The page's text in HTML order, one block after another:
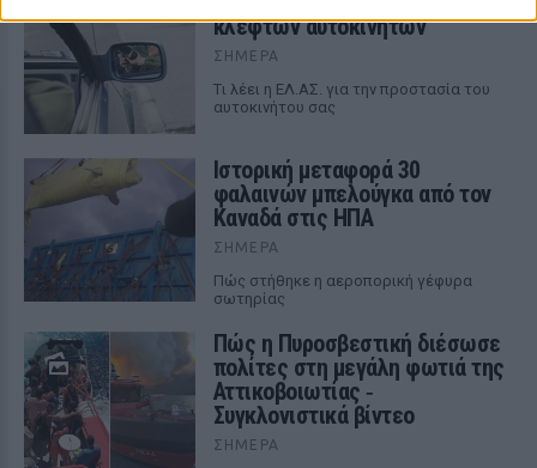
κλεφτών αυτοκινήτων
ΣΉΜΕΡΑ
Tι λέει η ΕΛ.ΑΣ. για την προστασία του
αυτοκινήτου σας
Ιστορική μεταφορά 30
φαλαινών μπελούγκα από τον
Καναδά στις ΗΠΑ
ΣΉΜΕΡΑ
Πώς στήθηκε η αεροπορική γέφυρα
σωτηρίας
Πώς η Πυροσβεστική διέσωσε
πολίτες στη μεγάλη φωτιά της
Αττικοβοιωτίας ‑
Συγκλονιστικά βίντεο
ΣΉΜΕΡΑ